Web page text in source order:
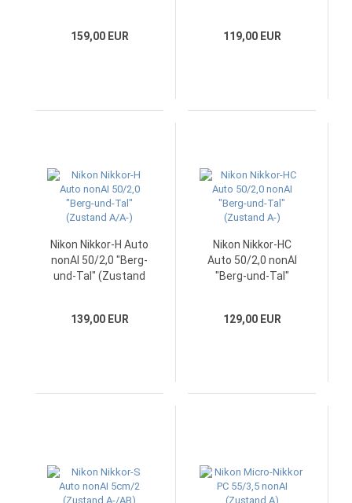
159,00 EUR 119,00 EUR
Nikon Nikkor-H Auto
nonAI 50/2,0 "Berg-
und-Tal" (Zustand
139,00 EUR
Nikon Nikkor-HC
Auto 50/2,0 nonAI
"Berg-und-Tal"
129,00 EUR